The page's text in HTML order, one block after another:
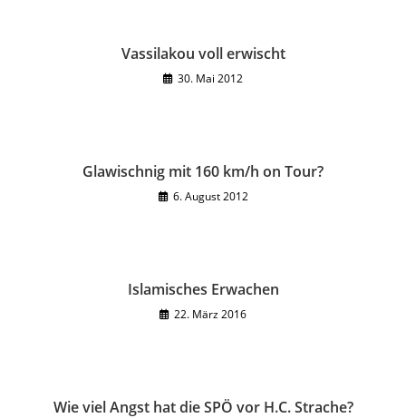
Vassilakou voll erwischt
30. Mai 2012
Glawischnig mit 160 km/h on Tour?
6. August 2012
Islamisches Erwachen
22. März 2016
Wie viel Angst hat die SPÖ vor H.C. Strache?